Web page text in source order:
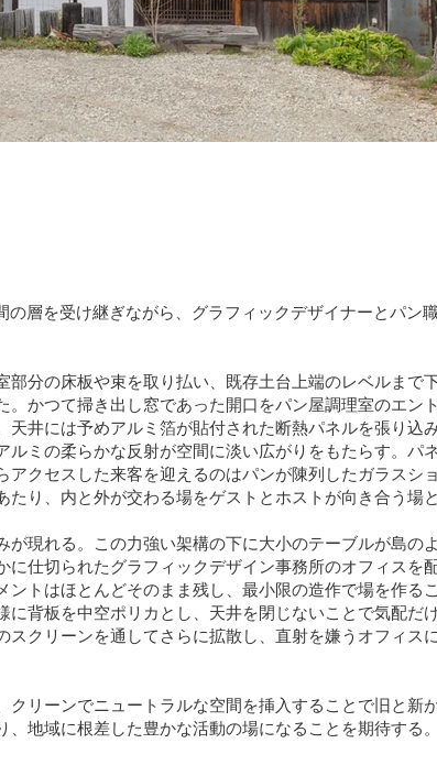
層を受け継ぎながら、グラフィックデザイナーとパン
分の床板や束を取り払い、既存土台上端のレベルまで
。かつて掃き出し窓であった開口をパン屋調理室のエン
井には予めアルミ箔が貼付された断熱パネルを張り込
ミの柔らかな反射が空間に淡い広がりをもたらす。パ
アクセスした来客を迎えるのはパンが陳列したガラスシ
たり、内と外が交わる場をゲストとホストが向き合う場
現れる。この力強い架構の下に大小のテーブルが島の
仕切られたグラフィックデザイン事務所のオフィスを
トはほとんどそのまま残し、最小限の造作で場を作る
背板を中空ポリカとし、天井を閉じないことで気配だ
クリーンを通してさらに拡散し、直射を嫌うオフィス
リーンでニュートラルな空間を挿入することで旧と新
地域に根差した豊かな活動の場になることを期待する。